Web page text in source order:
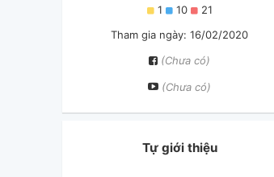
1 10
21
Tham gia ngày: 16/02/2020
(Chưa có)
(Chưa có)
Tự giới thiệu